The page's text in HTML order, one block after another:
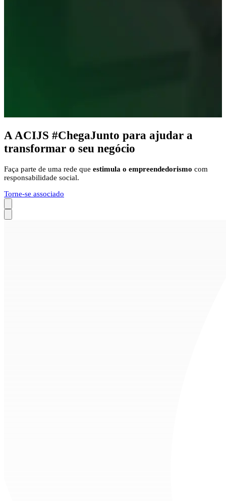
A ACIJS #ChegaJunto para ajudar a
transformar o seu negócio
Faça parte de uma rede que estimula o empreendedorismo com
responsabilidade social.
Torne-se associado